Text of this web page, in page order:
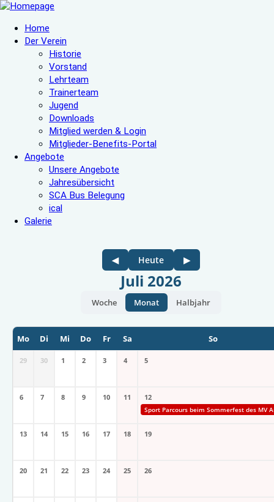
Home
Der Verein
Historie
Vorstand
Lehrteam
Trainerteam
Jugend
Downloads
Mitglied werden & Login
Mitglieder-Benefits-Portal
Angebote
Unsere Angebote
Jahresübersicht
SCA Bus Belegung
ical
Galerie
◀ Heute ▶
Juli 2026
Woche Monat Halbjahr
Mo Di Mi Do Fr Sa So
29 30 1 2 3 4 5
6 7 8 9 10 11 12
Sport Parcours beim Sommerfest des MV
13 14 15 16 17 18 19
20 21 22 23 24 25 26